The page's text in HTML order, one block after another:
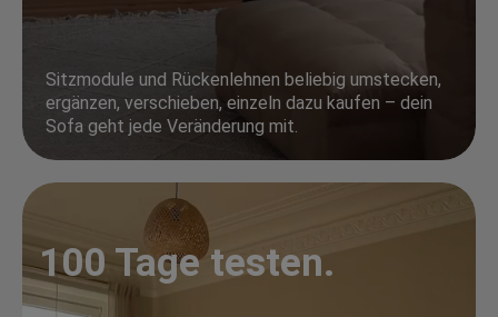
Sitzmodule und Rückenlehnen beliebig umstecken,
ergänzen, verschieben, einzeln dazu kaufen – dein
Sofa geht jede Veränderung mit.
100 Tage testen.